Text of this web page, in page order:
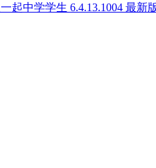
一起中学学生 6.4.13.1004 最新